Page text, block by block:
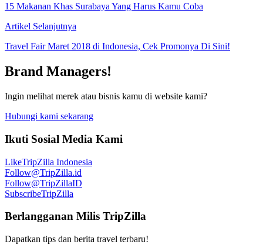
15 Makanan Khas Surabaya Yang Harus Kamu Coba
Artikel Selanjutnya
Travel Fair Maret 2018 di Indonesia, Cek Promonya Di Sini!
Brand Managers!
Ingin melihat merek atau bisnis kamu di website kami?
Hubungi kami sekarang
Ikuti Sosial Media Kami
LikeTripZilla Indonesia
Follow@TripZilla.id
Follow@TripZillaID
SubscribeTripZilla
Berlangganan Milis TripZilla
Dapatkan tips dan berita travel terbaru!